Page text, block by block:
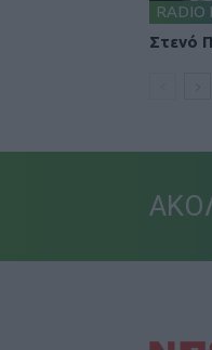
RADIO
Στενό